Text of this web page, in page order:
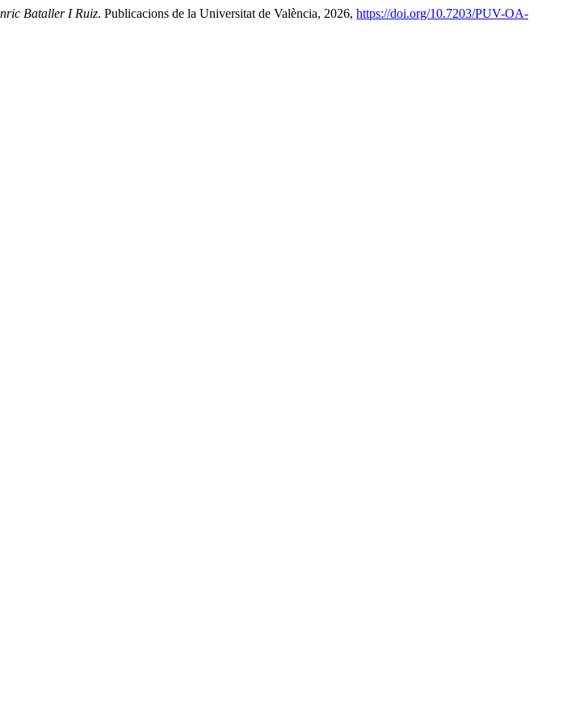
Bataller I Ruiz. Publicacions de la Universitat de València, 2026, https://doi.org/10.7203/PUV-OA-